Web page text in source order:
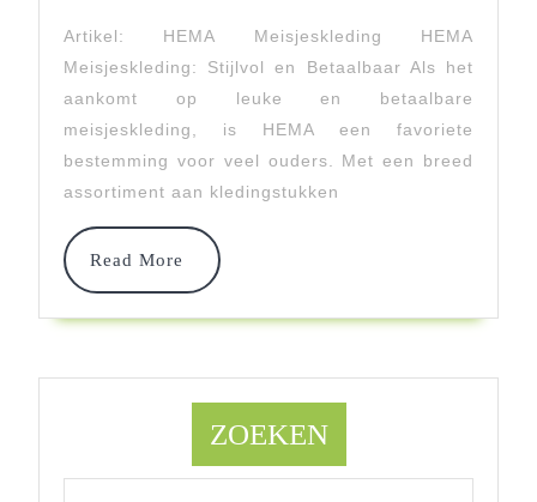
Van
HEMA:
Stijlvol
En
Artikel: HEMA Meisjeskleding HEMA
Meisjeskleding: Stijlvol en Betaalbaar Als het
aankomt op leuke en betaalbare
meisjeskleding, is HEMA een favoriete
bestemming voor veel ouders. Met een breed
assortiment aan kledingstukken
Read More
Read
More
ZOEKEN